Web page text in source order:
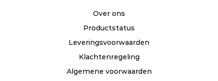
Over ons
Productstatus
Leveringsvoorwaarden
Klachtenregeling
Algemene voorwaarden